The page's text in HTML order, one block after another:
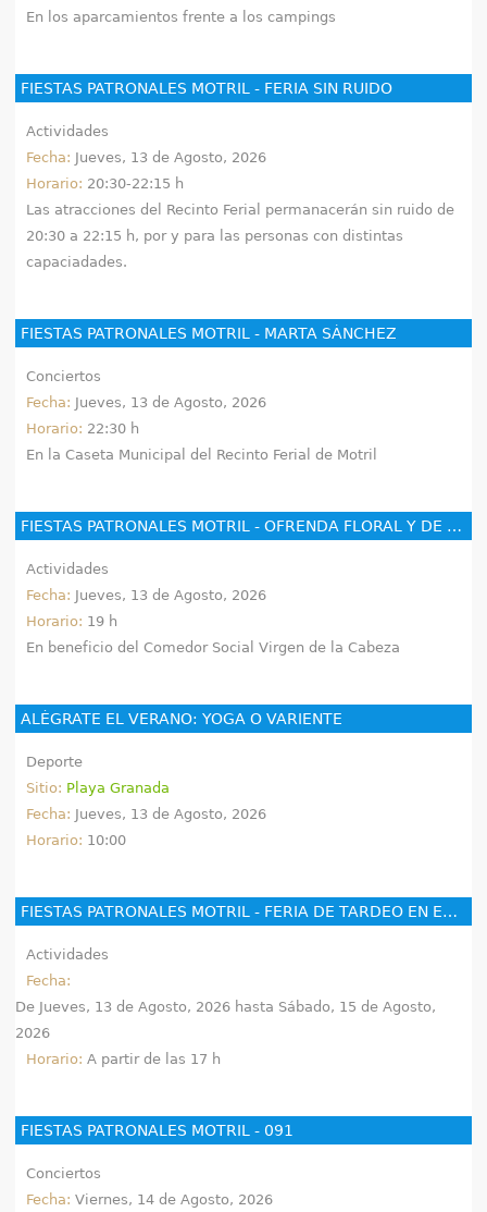
En los aparcamientos frente a los campings
FIESTAS PATRONALES MOTRIL - FERIA SIN RUIDO
Actividades
Fecha: Jueves, 13 de Agosto, 2026
Horario: 20:30-22:15 h
Las atracciones del Recinto Ferial permanacerán sin ruido de
20:30 a 22:15 h, por y para las personas con distintas
capaciadades.
FIESTAS PATRONALES MOTRIL - MARTA SÁNCHEZ
Conciertos
Fecha: Jueves, 13 de Agosto, 2026
Horario: 22:30 h
En la Caseta Municipal del Recinto Ferial de Motril
FIESTAS PATRONALES MOTRIL - OFRENDA FLORAL Y DE ALIMENTOS
Actividades
Fecha: Jueves, 13 de Agosto, 2026
Horario: 19 h
En beneficio del Comedor Social Virgen de la Cabeza
ALÉGRATE EL VERANO: YOGA O VARIENTE
Deporte
Sitio: Playa Granada
Fecha: Jueves, 13 de Agosto, 2026
Horario: 10:00
FIESTAS PATRONALES MOTRIL - FERIA DE TARDEO EN EL RECINTO FERIAL
Actividades
Fecha:
De Jueves, 13 de Agosto, 2026 hasta Sábado, 15 de Agosto,
2026
Horario:A partir de las 17 h
FIESTAS PATRONALES MOTRIL - 091
Conciertos
Fecha:Viernes, 14 de Agosto, 2026